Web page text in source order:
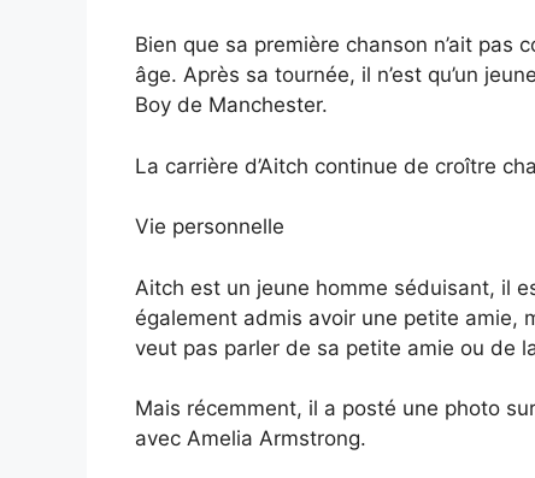
Bien que sa première chanson n’ait pas
âge. Après sa tournée, il n’est qu’un
Boy de Manchester.
La carrière d’Aitch continue de croître
Vie personnelle
Aitch est un jeune homme séduisant, il
également admis avoir une petite amie,
veut pas parler de sa petite amie ou de
Mais récemment, il a posté une photo
avec Amelia Armstrong.